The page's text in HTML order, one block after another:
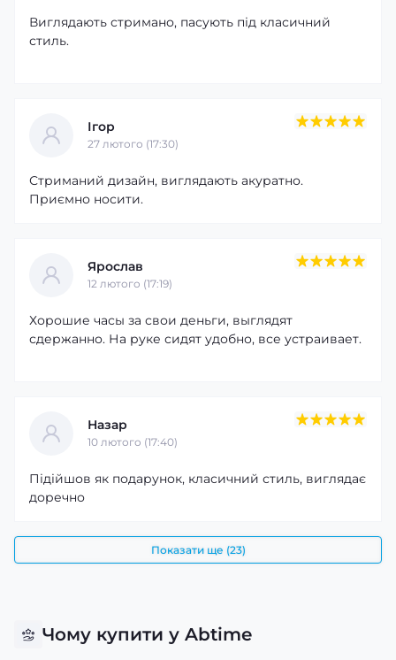
Виглядають стримано, пасують під класичний
стиль.
Ігор
27 лютого (17:30)
Стриманий дизайн, виглядають акуратно.
Приємно носити.
Ярослав
12 лютого (17:19)
Хорошие часы за свои деньги, выглядят
сдержанно. На руке сидят удобно, все устраивает.
Назар
10 лютого (17:40)
Підійшов як подарунок, класичний стиль, виглядає
доречно
Показати ще (23)
Чому купити у Abtime